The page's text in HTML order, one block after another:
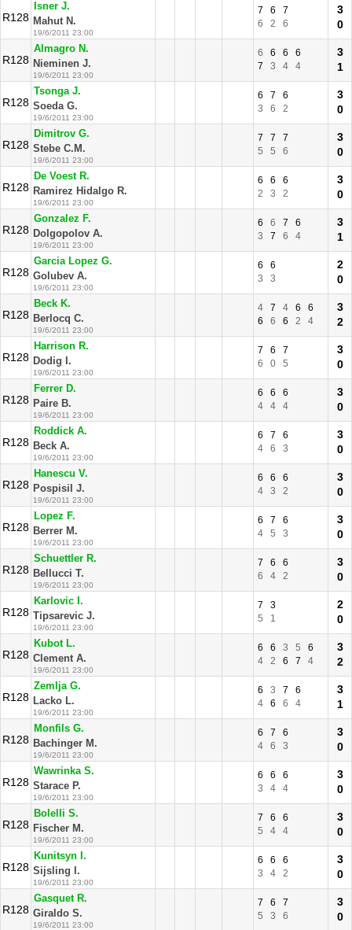
R128
Isner J.
Mahut N.
19/6/2011 23:00
7 6
7
6
2 6
3
0
R128
Almagro N.
Nieminen J.
19/6/2011 23:00
6 6 6
6
7
3 4 4
3
1
R128
Tsonga J.
Soeda G.
19/6/2011 23:00
6 7
6
3
6 2
3
0
R128
Dimitrov G.
Stebe C.M.
19/6/2011 23:00
7 7
7
5
5 6
3
0
R128
De Voest R.
Ramirez Hidalgo R.
19/6/2011 23:00
6 6
6
2
3 2
3
0
R128
Gonzalez F.
Dolgopolov A.
19/6/2011 23:00
6 6 7
6
3
7 6 4
3
1
R128
Garcia Lopez G.
Golubev A.
19/6/2011 23:00
6
6
3
3
2
0
R128
Beck K.
Berlocq C.
19/6/2011 23:00
4 7 4 6
6
6
6 6 2 4
3
2
R128
Harrison R.
Dodig I.
19/6/2011 23:00
7 6
7
6
0 5
3
0
R128
Ferrer D.
Paire B.
19/6/2011 23:00
6 6
6
4
4 4
3
0
R128
Roddick A.
Beck A.
19/6/2011 23:00
6 7
6
4
6 3
3
0
R128
Hanescu V.
Pospisil J.
19/6/2011 23:00
6 6
6
4
3 2
3
0
R128
Lopez F.
Berrer M.
19/6/2011 23:00
6 7
6
4
5 3
3
0
R128
Schuettler R.
Bellucci T.
19/6/2011 23:00
7 6
6
6
4 2
3
0
R128
Karlovic I.
Tipsarevic J.
19/6/2011 23:00
7
3
5
1
2
0
R128
Kubot L.
Clement A.
19/6/2011 23:00
6 6 3 5
6
4
2 6 7 4
3
2
R128
Zemlja G.
Lacko L.
19/6/2011 23:00
6 3 7
6
4
6 6 4
3
1
R128
Monfils G.
Bachinger M.
19/6/2011 23:00
6 7
6
4
6 3
3
0
R128
Wawrinka S.
Starace P.
19/6/2011 23:00
6 6
6
3
4 4
3
0
R128
Bolelli S.
Fischer M.
19/6/2011 23:00
7 6
6
5
4 4
3
0
R128
Kunitsyn I.
Sijsling I.
19/6/2011 23:00
6 6
6
3
4 2
3
0
R128
Gasquet R.
Giraldo S.
19/6/2011 23:00
7 6
7
5
3 6
3
0